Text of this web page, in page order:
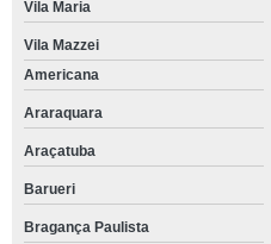
Vila Maria
Vila Mazzei
Americana
Araraquara
Araçatuba
Barueri
Bragança Paulista